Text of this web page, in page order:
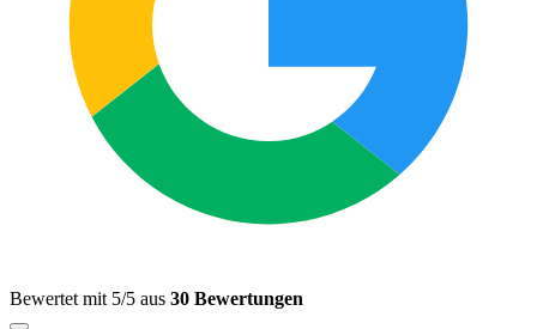
Bewertet mit 5/5 aus 30 Bewertungen